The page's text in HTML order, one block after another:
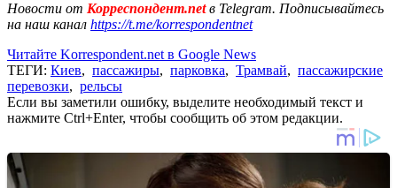
Новости от Корреспондент.netв Telegram. Подписывайтесь
на наш канал https://t.me/korrespondentnet
Читайте Korrespondent.net в Google News
ТЕГИ: Киев, пассажиры, парковка, Трамвай, пассажирские
перевозки, рельсы
Если вы заметили ошибку, выделите необходимый текст и
нажмите Ctrl+Enter, чтобы сообщить об этом редакции.